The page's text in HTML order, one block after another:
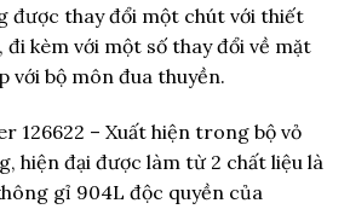
được thay đổi một chút với thiết
kèm với một số thay đổi về mặt
với bộ môn đua thuyền.
126622 – Xuất hiện trong bộ vỏ
hiện đại được làm từ 2 chất liệu là
gỉ 904L độc quyền của